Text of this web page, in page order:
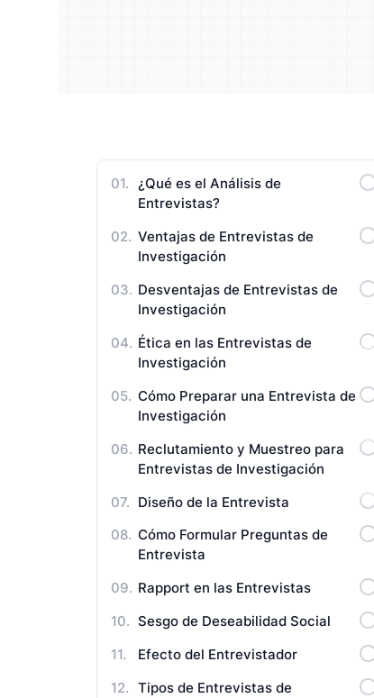
¿Qué es el Análisis de
Entrevistas?
Ventajas de Entrevistas de
Investigación
Desventajas de Entrevistas de
Investigación
Ética en las Entrevistas de
Investigación
Cómo Preparar una Entrevista de
Investigación
Reclutamiento y Muestreo para
Entrevistas de Investigación
Diseño de la Entrevista
Cómo Formular Preguntas de
Entrevista
Rapport en las Entrevistas
Sesgo de Deseabilidad Social
Efecto del Entrevistador
Tipos de Entrevistas de